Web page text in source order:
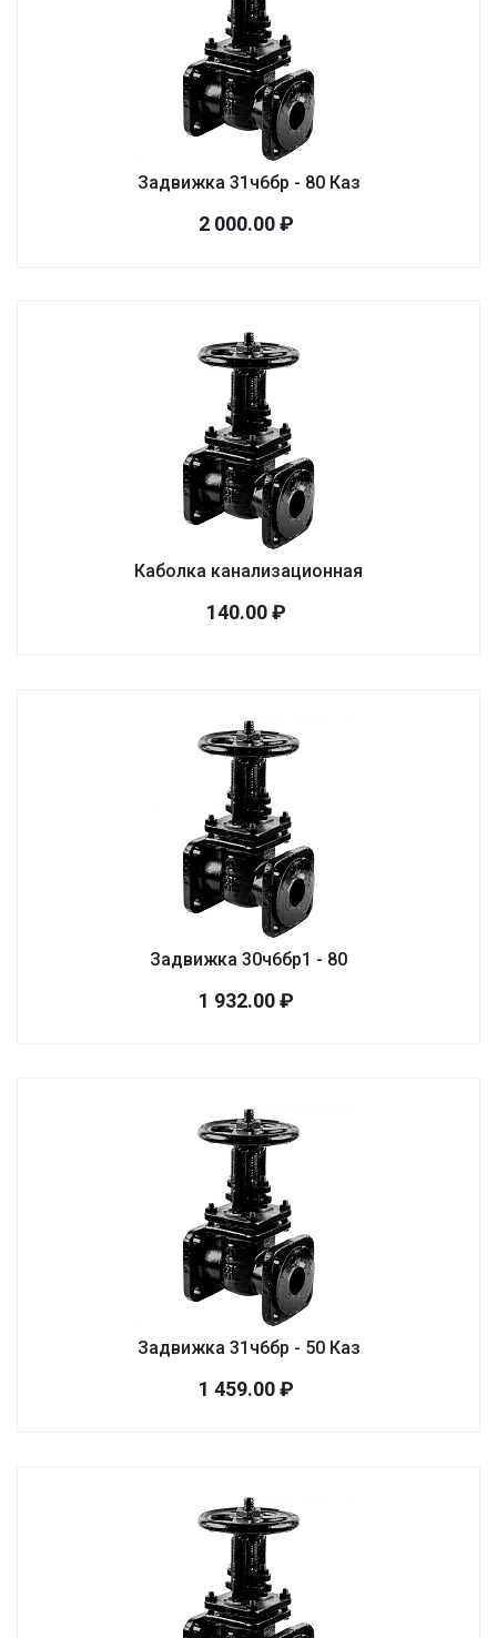
Задвижка 31ч6бр - 80 Каз
2 000.00 ₽
Каболка канализационная
140.00 ₽
Задвижка 30ч6бр1 - 80
1 932.00 ₽
Задвижка 31ч6бр - 50 Каз
1 459.00 ₽